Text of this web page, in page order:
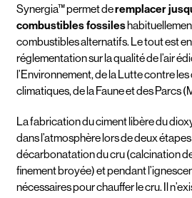
Synergia™ permet deremplacer
combustibles fossiles
combustibles alternatifs. Le tout est
réglementation sur la qualité de l’air
l’Environnement, de la Lutte contre
climatiques, de la Faune et des Parcs
La fabrication du ciment libère du
dans l’atmosphère lors de deux
décarbonatation du cru (calcination
finement broyée) et pendant
nécessaires pour chauffer le cru. Il